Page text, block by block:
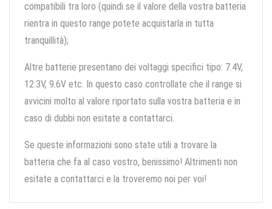
compatibili tra loro (quindi se il valore della vostra batteria
rientra in questo range potete acquistarla in tutta
tranquillità);
Altre batterie presentano dei voltaggi specifici tipo: 7.4V,
12.3V, 9.6V etc. In questo caso controllate che il range si
avvicini molto al valore riportato sulla vostra batteria e in
caso di dubbi non esitate a contattarci.
Se queste informazioni sono state utili a trovare la
batteria che fa al caso vostro, benissimo! Altrimenti non
esitate a contattarci e la troveremo noi per voi!